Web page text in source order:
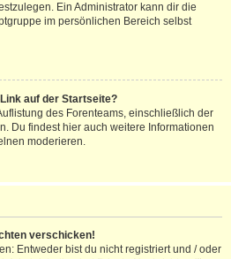
Ein Administrator kann dir die
im persönlichen Bereich selbst
auf der Startseite?
des Forenteams, einschließlich der
Du findest hier auch weitere Informationen
moderieren.
verschicken!
Entweder bist du nicht registriert und / oder